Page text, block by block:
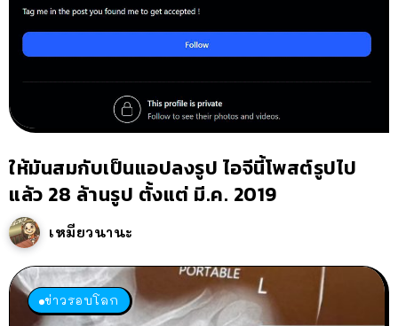
ให้มันสมกับเป็นแอปลงรูป ไอจีนี้โพสต์รูปไป
แล้ว 28 ล้านรูป ตั้งแต่ มี.ค. 2019
เหมียวนานะ
ข่าวรอบโลก